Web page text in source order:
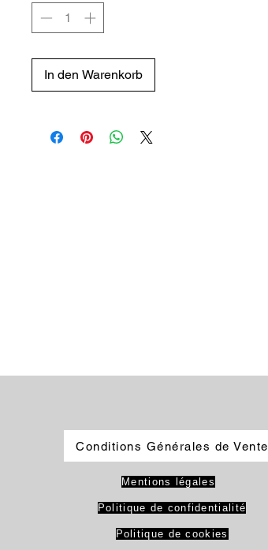
In den Warenkorb
Conditions Générales de Vente
Mentions légales
Politique de confidentialité
Politique de cookies